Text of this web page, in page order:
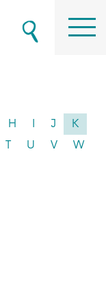
H I J
K
T U V
W